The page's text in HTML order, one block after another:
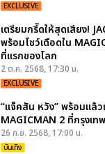
EXCLUSIVE
เตรียมกรี๊ดให้สุดเสียง!
พร้อมโชว์เดือดใน
ที่แรกของโลก
2 ต.ค. 2568, 17:30 น.
EXCLUSIVE
“แจ็คสัน หวัง” พร้อมแล้ว
MAGICMAN 2 ที่กรุงเ
26 ก.ย. 2568, 17:00 น.
บันเทิง